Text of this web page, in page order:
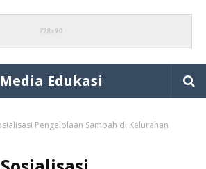
Media Edukasi
Pengelolaan Sampah di Kelurahan